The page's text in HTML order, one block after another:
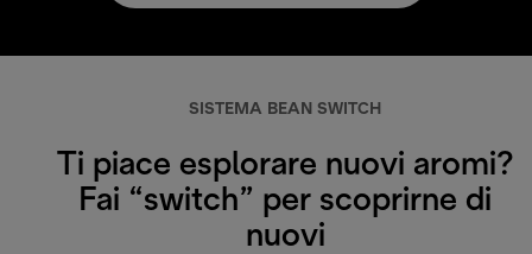
SISTEMA BEAN SWITCH
Ti piace esplorare nuovi aromi?
Fai “switch” per scoprirne di
nuovi